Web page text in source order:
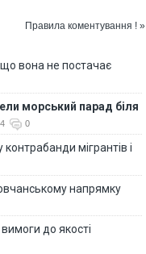
Правила коментування ! »
вона не постачає
морський парад біля
0
мігрантів і
напрямку
до якості